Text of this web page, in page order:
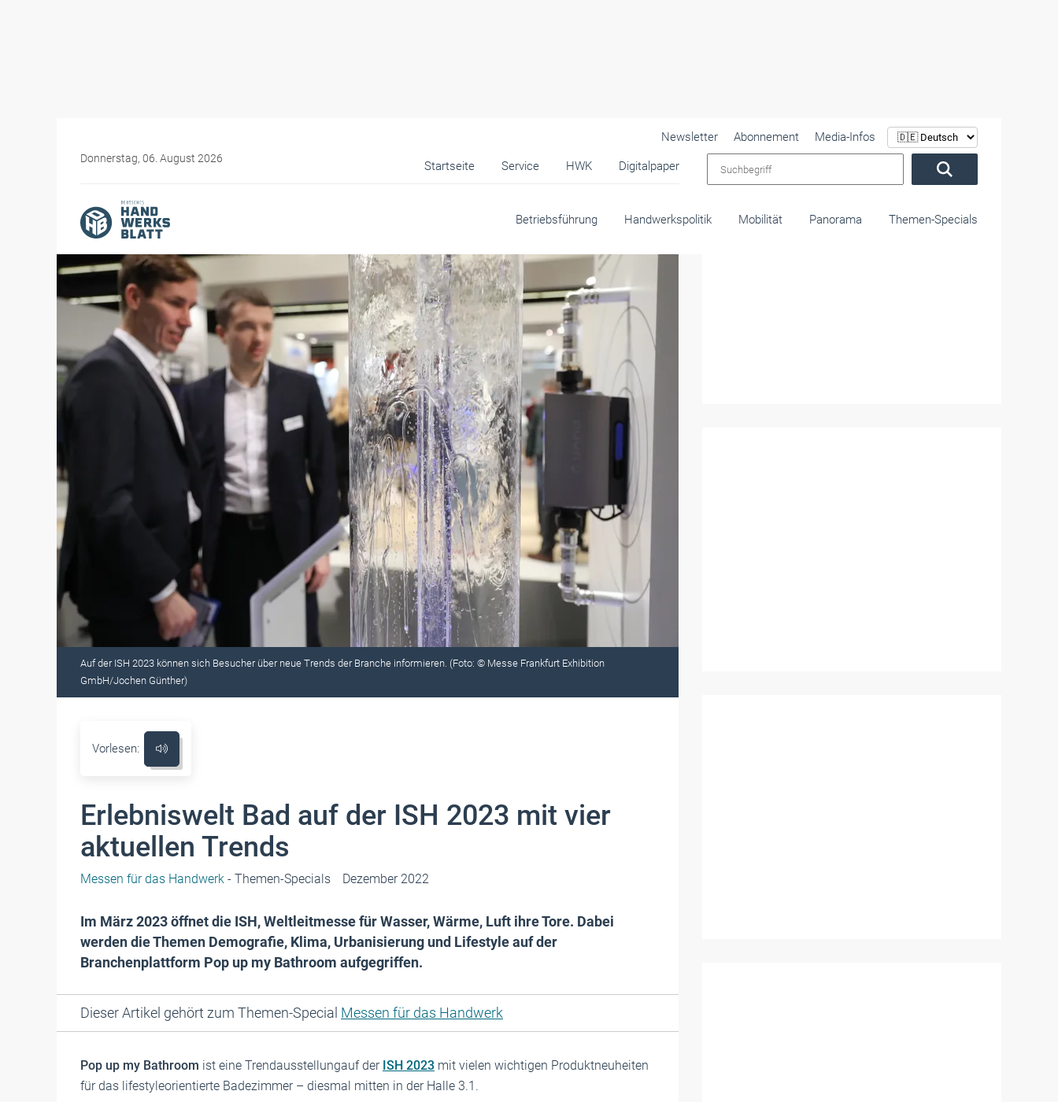
Donnerstag, 06. August 2026
Startseite Service HWK Digitalpaper
Newsletter Abonnement
Media-Infos
Betriebsführung Handwerkspolitik Mobilität Panorama Themen-Specials
Auf der ISH 2023 können sich Besucher über neue Trends der Branche informieren. (Foto: © Messe Frankfurt Exhibition
GmbH/Jochen Günther)
Vorlesen:
Erlebniswelt Bad auf der ISH 2023 mit vier
aktuellen Trends
Messen für das Handwerk - Themen-Specials Dezember 2022
Im März 2023 öffnet die ISH, Weltleitmesse für Wasser, Wärme, Luft ihre Tore. Dabei
werden die Themen Demografie, Klima, Urbanisierung und Lifestyle auf der
Branchenplattform Pop up my Bathroom aufgegriffen.
Dieser Artikel gehört zum Themen-Special Messen für das Handwerk
Pop up my Bathroom ist eine Trendausstellungauf der ISH 2023 mit vielen wichtigen Produktneuheiten
für das lifestyleorientierte Badezimmer – diesmal mitten in der Halle 3.1.